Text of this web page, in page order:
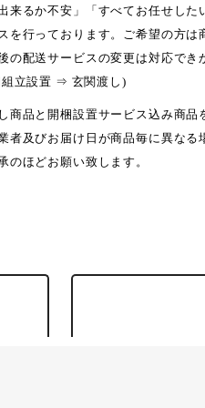
出来るか不安」「すべてお任せし
を行っております。ご希望の方は
の配送サービスの変更は対応でき
組立設置 ⇒ 玄関渡し)
商品と開梱設置サービス込み商
者及びお届け日が商品毎に異なる
のほどお願い致します。